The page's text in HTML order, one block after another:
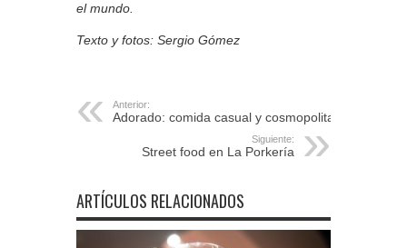
el mundo.
Texto y fotos: Sergio Gómez
Anterior:
Adorado: comida casual y cosmopolita
Siguiente:
Street food en La Porkería
ARTÍCULOS RELACIONADOS